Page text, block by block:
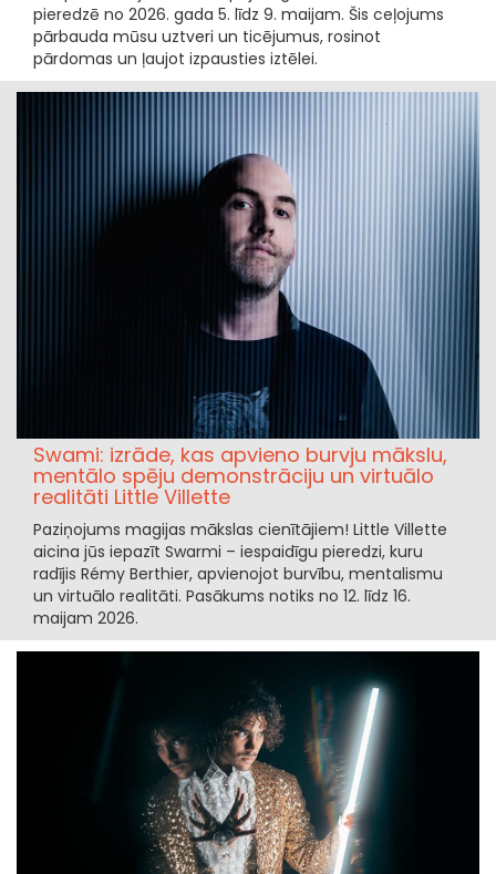
pieredzē no 2026. gada 5. līdz 9. maijam. Šis ceļojums
pārbauda mūsu uztveri un ticējumus, rosinot
pārdomas un ļaujot izpausties iztēlei.
Swami: izrāde, kas apvieno burvju mākslu,
mentālo spēju demonstrāciju un virtuālo
realitāti Little Villette
Paziņojums magijas mākslas cienītājiem! Little Villette
aicina jūs iepazīt Swarmi – iespaidīgu pieredzi, kuru
radījis Rémy Berthier, apvienojot burvību, mentalismu
un virtuālo realitāti. Pasākums notiks no 12. līdz 16.
maijam 2026.